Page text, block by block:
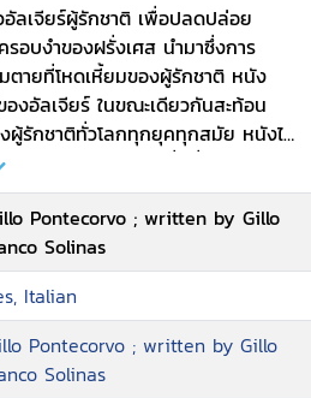
อัลเจียร์ผู้รักชาติ เพื่อปลดปล่อย
รอบงำของฝรั่งเศส นำมาซึ่งการ
ตายที่โหดเหี้ยมของผู้รักชาติ หนัง
งอัลเจียร์ ในขณะเดียวกันสะท้อน
ผู้รักชาติทั่วโลกทุกยุคทุกสมัย หนังได้
ว่าเป็นหนังการเมืองที่ดีที่สุดตลอด
Pontecorvo ; written by Gillo
Solinas
Italian
Pontecorvo ; written by Gillo
Solinas